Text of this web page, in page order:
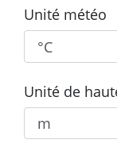
Unité météo
Unité de